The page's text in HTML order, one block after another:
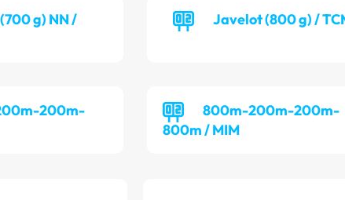
g) NN /
Javelot (800 g) /
200m-
800m-200m-200m-
800m / MIM